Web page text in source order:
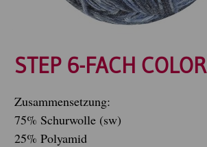
STEP 6-FACH COLOR
Zusammensetzung:
75% Schurwolle (sw)
25% Polyamid